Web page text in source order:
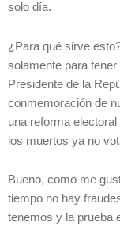
solo día.
¿Para qué sirve
solamente para
Presidente de la
conmemoración de
una reforma
los muertos ya no
Bueno, como me
tiempo no hay
tenemos y la prueba